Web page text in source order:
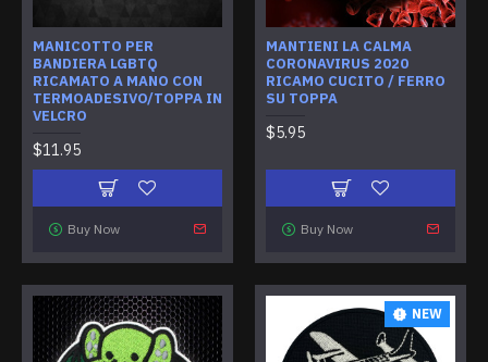
MANICOTTO PER
BANDIERA LGBTQ
RICAMATO A MANO CON
TERMOADESIVO/TOPPA IN
VELCRO
$11.95
Buy Now
MANTIENI LA CALMA
CORONAVIRUS 2020
RICAMO CUCITO / FERRO
SU TOPPA
$5.95
Buy Now
NEW